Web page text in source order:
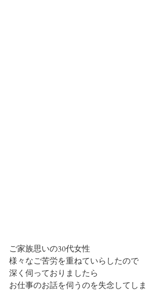
ご家族思いの30代女性
様々なご苦労を重ねていらしたので
深く伺っておりましたら
お仕事のお話を伺うのを失念してしま